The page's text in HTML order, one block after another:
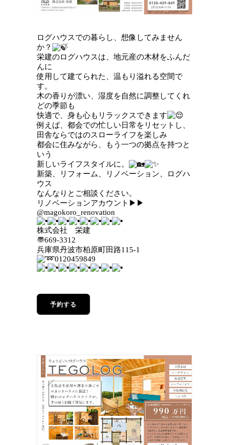
ログハウスでの暮らし、想像してみません
か？
栄建のログハウスは、地元産の木材をふんだ
んに
使用して建てられた、温もり溢れる空間で
す。
木の香りが漂い、湿度を自然に調整してくれ
どの季節も
快適で、身も心もリラックスできます
例えば、都会での忙しい日常をリセットし、
田舎ならではのスローライフを楽しみ
都会に住みながら、もう一つの拠点を持つと
いう
新しいライフスタイルに。
新築、リフォーム、リノベーション、ログハ
ウス
なんなりとご相談ください。
リノベーションアカウント ▶︎ ▶︎
@magokoro_renovation
株式会社 栄建
〠669-3312
兵庫県丹波市柏原町田路115-1
0120459849
予約する